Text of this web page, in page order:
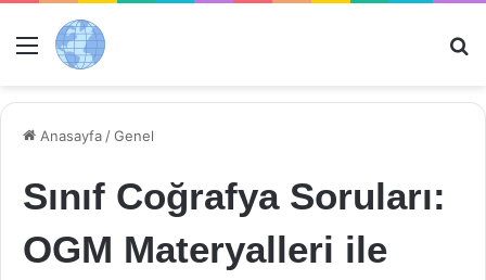
Menü
Anasayfa /Genel
Sınıf Coğrafya Soruları:
OGM Materyalleri ile